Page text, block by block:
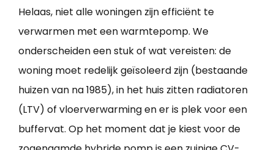
Helaas, niet alle woningen zijn efficiënt te
verwarmen met een warmtepomp. We
onderscheiden een stuk of wat vereisten: de
woning moet redelijk geïsoleerd zijn (bestaande
huizen van na 1985), in het huis zitten radiatoren
(LTV) of vloerverwarming en er is plek voor een
buffervat. Op het moment dat je kiest voor de